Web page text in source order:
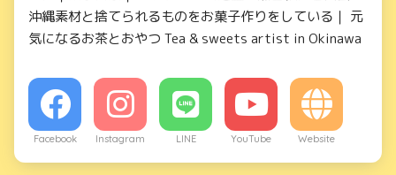
沖縄素材と捨てられるものをお菓子作りをしている｜ 元
気になるお茶とおやつ Tea & sweets artist in Okinawa
Facebook Instagram LINE YouTube Website